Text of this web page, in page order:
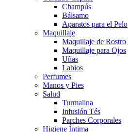
Champús
Bálsamo
Aparatos para el Pelo
Maquillaje
Maquillaje de Rostro
Maquillaje para Ojos
Uñas
Labios
Perfumes
Manos y Pies
Salud
Turmalina
Infusión Tés
Parches Corporales
Higiene Íntima